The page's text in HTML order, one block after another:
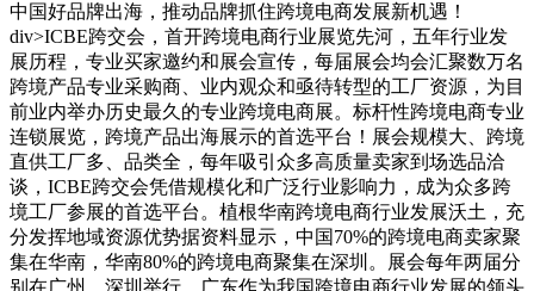
中国好品牌出海，推动品牌抓住跨境电商发展新机遇！
div>ICBE跨交会，首开跨境电商行业展览先河，五年行业发
展历程，专业买家邀约和展会宣传，每届展会均会汇聚数万名
跨境产品专业采购商、业内观众和亟待转型的工厂资源，为目
前业内举办历史最久的专业跨境电商展。标杆性跨境电商专业
连锁展览，跨境产品出海展示的首选平台！展会规模大、跨境
直供工厂多、品类全，每年吸引众多高质量卖家到场选品洽
谈，ICBE跨交会凭借规模化和广泛行业影响力，成为众多跨
境工厂参展的首选平台。植根华南跨境电商行业发展沃土，充
分发挥地域资源优势据资料显示，中国70%的跨境电商卖家聚
集在华南，华南80%的跨境电商聚集在深圳。展会每年两届分